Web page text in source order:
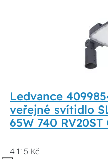
Ledvance
veřejné svítidlo
65W 740 RV20ST
4 115 Kč